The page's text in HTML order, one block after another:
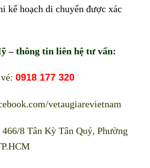
kế hoạch di chuyển được xác
– thông tin liên hệ tư vấn:
0918 177 320
vetaugiarevietnam
8 Tân Kỳ Tân Quý, Phường